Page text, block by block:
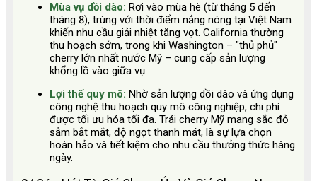
Mùa vụ dồi dào: Rơi vào mùa hè (từ tháng 5 đến
tháng 8), trùng với thời điểm nắng nóng tại Việt Nam
khiến nhu cầu giải nhiệt tăng vọt. California thường
thu hoạch sớm, trong khi Washington – "thủ phủ"
cherry lớn nhất nước Mỹ – cung cấp sản lượng
khổng lồ vào giữa vụ.
Lợi thế quy mô: Nhờ sản lượng dồi dào và ứng dụng
công nghệ thu hoạch quy mô công nghiệp, chi phí
được tối ưu hóa tối đa. Trái cherry Mỹ mang sắc đỏ
sẫm bắt mắt, độ ngọt thanh mát, là sự lựa chọn
hoàn hảo và tiết kiệm cho nhu cầu thưởng thức hàng
ngày.